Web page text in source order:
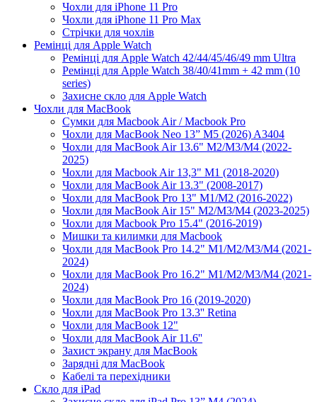
Чохли для iPhone 11 Pro
Чохли для iPhone 11 Pro Max
Стрічки для чохлів
Ремінці для Apple Watch
Ремінці для Apple Watch 42/44/45/46/49 mm Ultra
Ремінці для Apple Watch 38/40/41mm + 42 mm (10
series)
Захисне скло для Apple Watch
Чохли для MacBook
Сумки для Macbook Air / Macbook Pro
Чохли для MacBook Neo 13” M5 (2026) A3404
Чохли для MacBook Air 13.6" M2/M3/М4 (2022-
2025)
Чохли для Macbook Air 13,3" M1 (2018-2020)
Чохли для MacBook Air 13.3" (2008-2017)
Чохли для MacBook Pro 13" M1/M2 (2016-2022)
Чохли для MacBook Air 15" M2/M3/M4 (2023-2025)
Чохли для Macbook Pro 15.4" (2016-2019)
Мишки та килимки для Macbook
Чохли для MacBook Pro 14.2" M1/M2/M3/M4 (2021-
2024)
Чохли для MacBook Pro 16.2" M1/M2/M3/M4 (2021-
2024)
Чохли для MacBook Pro 16 (2019-2020)
Чохли для MacBook Pro 13.3'' Retina
Чохли для MacBook 12"
Чохли для MacBook Air 11.6''
Захист экрану для MacBook
Зарядні для MacBook
Кабелі та перехідники
Скло для iPad